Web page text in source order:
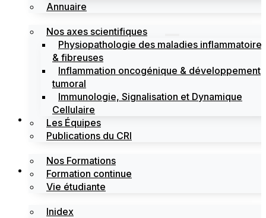
Annuaire
Nos axes scientifiques
Physiopathologie des maladies inflammatoires
& fibreuses
Inflammation oncogénique & développement
tumoral
Immunologie, Signalisation et Dynamique
Cellulaire
Les Équipes
Publications du CRI
Formations
Nos Formations
Formation continue
Vie étudiante
Labels
Inidex